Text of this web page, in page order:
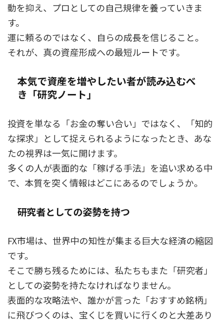
動を抑え、プロとしての自己規律を養っていきま
す。
運に頼るのではなく、自らの成長を信じること。
それが、真の資産形成への最短ルートです。
本気で資産を増やしたい者が読み込むべ
き「研究ノート」
投資を単なる「お金の奪い合い」ではなく、「知的
な探求」として捉えられるようになったとき、あな
たの視界は一気に開けます。
多くの人が表面的な「稼げる手法」を追い求める中
で、本質を突く情報はどこにあるのでしょうか。
研究者としての姿勢を持つ
FX市場は、世界中の知性が集まる巨大な経済の縮図
です。
そこで勝ち残るためには、私たちもまた「研究者」
としての姿勢を持たなければなりません。
表面的な攻略法や、誰かが言った「おすすめ銘柄」
に飛びつくのは、宝くじを買いに行くのと大差あり